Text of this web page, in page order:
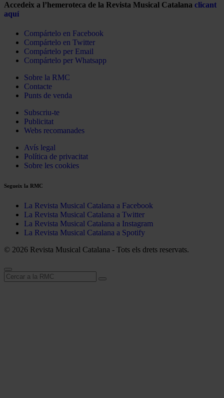
Accedeix a l’hemeroteca de la Revista Musical Catalana clicant
aquí
Compártelo en Facebook
Compártelo en Twitter
Compártelo per Email
Compártelo per Whatsapp
Sobre la RMC
Contacte
Punts de venda
Subscriu-te
Publicitat
Webs recomanades
Avís legal
Política de privacitat
Sobre les cookies
Segueix la RMC
La Revista Musical Catalana a Facebook
La Revista Musical Catalana a Twitter
La Revista Musical Catalana a Instagram
La Revista Musical Catalana a Spotify
© 2026 Revista Musical Catalana - Tots els drets reservats.
Cerca